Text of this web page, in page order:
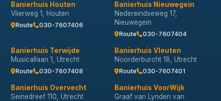
Banierhuis Houten
Vlierweg 1, Houten
Route 030-7607406
Banierhuis Nieuwegein
Nedereindseweg 17,
Nieuwegein
Route 030-7607404
Banierhuis Terwijde
Musicallaan 1, Utrecht
Route 030-7607408
Banierhuis Vleuten
Noorderburcht 18, Utrecht
Route 030-7607401
Banierhuis Overvecht
Seinedreef 110, Utrecht
Banierhuis VoorWijk
Graaf van Lynden van